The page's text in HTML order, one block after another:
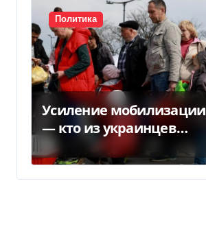
Политика
Усиление мобилизации
— кто из украинцев
потеряет право на
временную защиту в ЕС